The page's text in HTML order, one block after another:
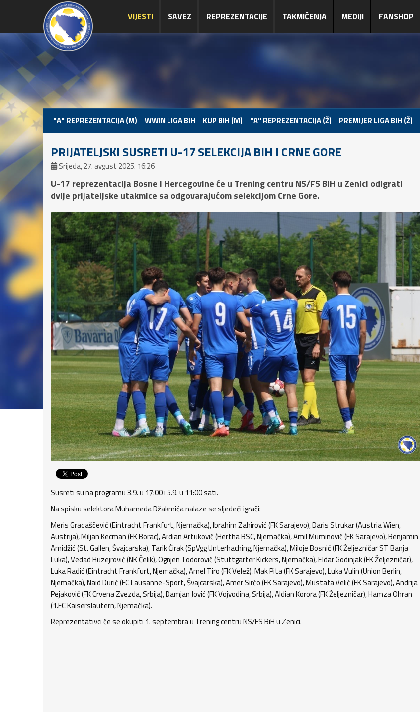
VIJESTI SAVEZ REPREZENTACIJE TAKMIČENJA MEDIJI FANSHOP
"A" REPREZENTACIJA (M) WWIN LIGA BIH KUP BIH (M) "A" REPREZENTACIJA (Ž) PREMIJER LIGA BIH (Ž)
PRIJATELJSKI SUSRETI U-17 SELEKCIJA BIH I CRNE GORE
Srijeda, 27. avgust 2025. 16:26
U-17 reprezentacija Bosne i Hercegovine će u Trening centru NS/FS BiH u Zenici odigrati
dvije prijateljske utakmice sa odgovarajućom selekcijom Crne Gore.
Susreti su na programu 3.9. u 17:00 i 5.9. u 11:00 sati.
Na spisku selektora Muhameda Džakmića nalaze se sljedeći igrači:
Meris Gradaščević (Eintracht Frankfurt, Njemačka), Ibrahim Zahirović (FK Sarajevo), Daris Strukar (Austria Wien,
Austrija), Miljan Kecman (FK Borac), Ardian Artuković (Hertha BSC, Njemačka), Amil Muminović (FK Sarajevo), Benjamin
Amidžić (St. Gallen, Švajcarska), Tarik Čirak (SpVgg Unterhaching, Njemačka), Miloje Bosnić (FK Željezničar ST Banja
Luka), Vedad Huzejrović (NK Čelik), Ognjen Todorović (Stuttgarter Kickers, Njemačka), Eldar Godinjak (FK Željezničar),
Luka Radić (Eintracht Frankfurt, Njemačka), Amel Tiro (FK Velež), Mak Pita (FK Sarajevo), Luka Vulin (Union Berlin,
Njemačka), Naid Durić (FC Lausanne-Sport, Švajcarska), Amer Sirćo (FK Sarajevo), Mustafa Velić (FK Sarajevo), Andrija
Pejaković (FK Crvena Zvezda, Srbija), Damjan Jović (FK Vojvodina, Srbija), Aldian Korora (FK Željezničar), Hamza Ohran
(1.FC Kaiserslautern, Njemačka).
Reprezentativci će se okupiti 1. septembra u Trening centru NS/FS BiH u Zenici.